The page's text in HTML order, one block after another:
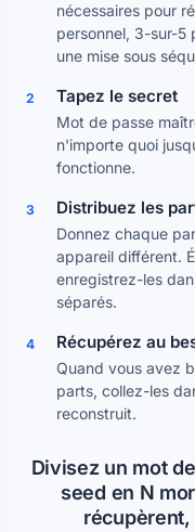
nécessaires pour
personnel, 3-sur-5
une mise sous
2 Tapez le secret
Mot de passe
n'importe quoi
fonctionne.
3 Distribuez les
Donnez chaque
appareil différent.
enregistrez-les
séparés.
4 Récupérez au
Quand vous avez
parts, collez-les
reconstruit.
Divisez un mot
seed en N